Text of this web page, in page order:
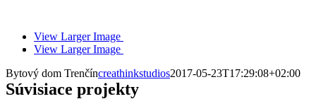
View Larger Image
View Larger Image
Bytový dom Trenčíncreathinkstudios2017-05-23T17:29:08+02:00
Súvisiace projekty